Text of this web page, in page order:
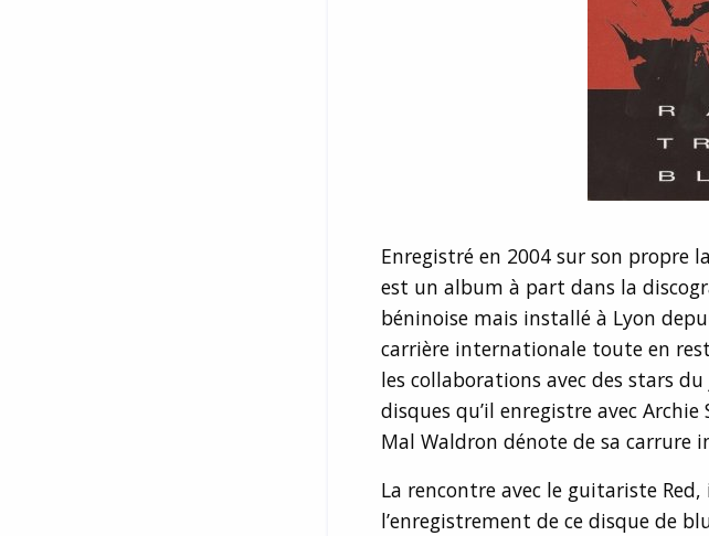
Enregistré en 2004 sur son propre
est un album à part dans la
béninoise mais installé à Lyon
carrière internationale toute en
les collaborations avec des stars
disques qu’il enregistre avec Archie
Mal Waldron dénote de sa carrure
La rencontre avec le guitariste
l’enregistrement de ce disque de